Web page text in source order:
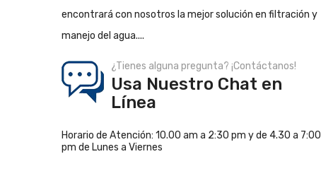
encontrará con nosotros la mejor solución en filtración y
manejo del agua....
¿Tienes alguna pregunta? ¡Contáctanos!
Usa Nuestro Chat en
Línea
Horario de Atención: 10.00 am a 2:30 pm y de 4.30 a 7:00
pm de Lunes a Viernes